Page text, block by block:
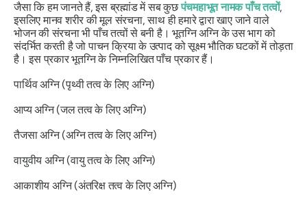
जैसा कि हम जानते हैं, इस ब्रह्मांड में सब कुछपंचमहाभूत नामक पाँच तत्वों,
इसलिए मानव शरीर की मूल संरचना, साथ ही हमारे द्वारा खाए जाने वाले
भोजन की संरचना भी पाँच तत्वों से बनी है। भूतग्नि अग्नि के उस भाग को
संदर्भित करती है जो पाचन क्रिया के उत्पाद को सूक्ष्म भौतिक घटकों में तोड़ता
है। इस प्रकार भूतग्नि के निम्नलिखित पाँच प्रकार हैं।
पार्थिव अग्नि (पृथ्वी तत्व के लिए अग्नि)
आप्य अग्नि (जल तत्व के लिए अग्नि)
तैजसा अग्नि (अग्नि तत्व के लिए अग्नि)
वायुवीय अग्नि (वायु तत्व के लिए अग्नि)
आकाशीय अग्नि (अंतरिक्ष तत्व के लिए अग्नि)